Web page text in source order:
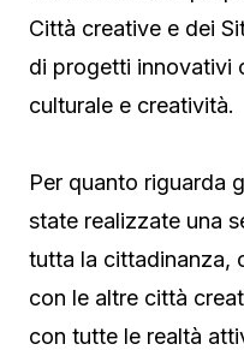
Città creative e dei
di progetti innovativi
culturale e creatività.
Per quanto riguarda
state realizzate una
tutta la cittadinanza,
con le altre città
con tutte le realtà